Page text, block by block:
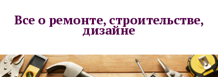
Все о ремонте, строительстве,
дизайне